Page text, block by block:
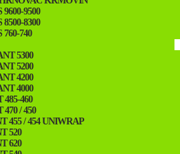
9500
8300
740
5300
5200
4200
4000
485-460
/ 450
455 / 454 UNIWRAP
520
620